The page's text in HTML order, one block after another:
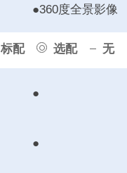
标配 选配 无
●360度全景影像
●
●